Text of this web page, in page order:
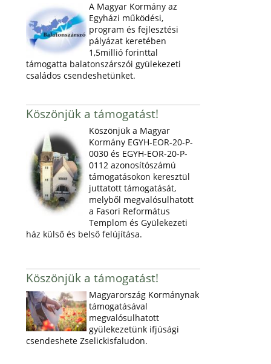
A Magyar Kormány az
Egyházi működési,
program és fejlesztési
pályázat keretében
1,5millió forinttal
támogatta balatonszárszói gyülekezeti
családos csendeshetünket.
Köszönjük a támogatást!
Köszönjük a Magyar
Kormány EGYH-EOR-20-P-
0030 és EGYH-EOR-20-P-
0112 azonosítószámú
támogatásokon keresztül
juttatott támogatását,
melyből megvalósulhatott
a Fasori Református
Templom és Gyülekezeti
ház külső és belső felújítása.
Köszönjük a támogatást!
Magyarország Kormánynak
támogatásával
megvalósulhatott
gyülekezetünk ifjúsági
csendeshete Zselickisfaludon.